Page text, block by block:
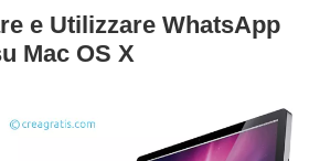
e Utilizzare WhatsApp
Mac OS X